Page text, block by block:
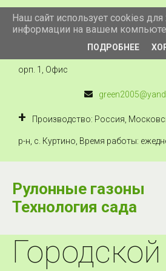
+7 910 434
Технология сада,Россия ,Москва
орп. 1 Офис
Производство: Россия,
р-н, с. Куртино Время работы:
Рулонные газоны
Технология сада
Наш сайт использует cookies для
информации на вашем
ПОДРОБНЕЕ